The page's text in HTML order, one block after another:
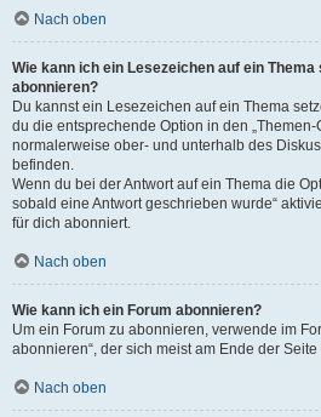
Nach oben
Wie kann ich ein Lesezeichen auf ein
abonnieren?
Du kannst ein Lesezeichen auf ein Thema
du die entsprechende Option in den
normalerweise ober- und unterhalb des
befinden.
Wenn du bei der Antwort auf ein Thema die
sobald eine Antwort geschrieben wurde“
für dich abonniert.
Nach oben
Wie kann ich ein Forum abonnieren?
Um ein Forum zu abonnieren, verwende im
abonnieren“, der sich meist am Ende der
Nach oben